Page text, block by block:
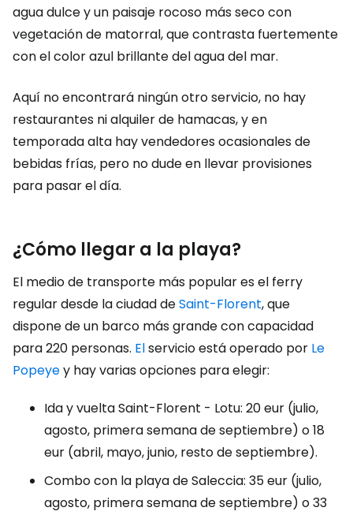
agua dulce y un paisaje rocoso más seco con
vegetación de matorral, que contrasta fuertemente
con el color azul brillante del agua del mar.
Aquí no encontrará ningún otro servicio, no hay
restaurantes ni alquiler de hamacas, y en
temporada alta hay vendedores ocasionales de
bebidas frías, pero no dude en llevar provisiones
para pasar el día.
¿Cómo llegar a la playa?
El medio de transporte más popular es el ferry
regular desde la ciudad deSaint-Florent, que
dispone de un barco más grande con capacidad
para 220 personas. Elservicio está operado por Le
Popeyey hay varias opciones para elegir:
Ida y vuelta Saint-Florent - Lotu: 20 eur (julio,
agosto, primera semana de septiembre) o 18
eur (abril, mayo, junio, resto de septiembre).
Combo con la playa de Saleccia: 35 eur (julio,
agosto, primera semana de septiembre) o 33